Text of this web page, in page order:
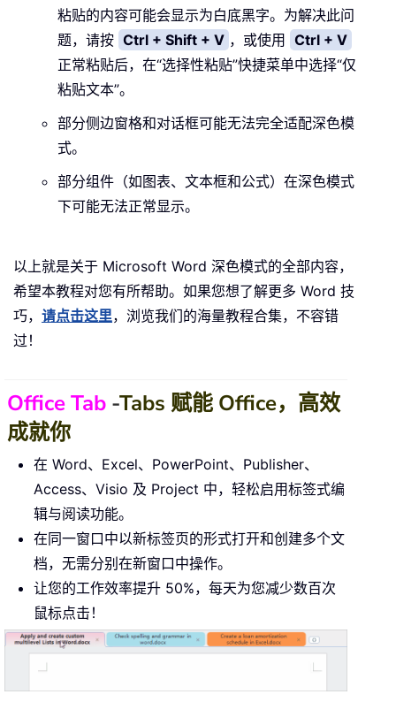
粘贴的内容可能会显示为白底黑字。为解决此问
题，请按 Ctrl + Shift + V ，或使用 Ctrl + V
正常粘贴后，在“选择性粘贴”快捷菜单中选择“仅
粘贴文本”。
部分侧边窗格和对话框可能无法完全适配深色模
式。
部分组件（如图表、文本框和公式）在深色模式
下可能无法正常显示。
以上就是关于 Microsoft Word 深色模式的全部内容，
希望本教程对您有所帮助。如果您想了解更多 Word 技
巧， 请点击这里，浏览我们的海量教程合集，不容错
过！
Office Tab -Tabs 赋能 Office，高效
成就你
在 Word、Excel、PowerPoint、Publisher、
Access、Visio 及 Project 中，轻松启用标签式编
辑与阅读功能。
在同一窗口中以新标签页的形式打开和创建多个文
档，无需分别在新窗口中操作。
让您的工作效率提升 50%，每天为您减少数百次
鼠标点击！